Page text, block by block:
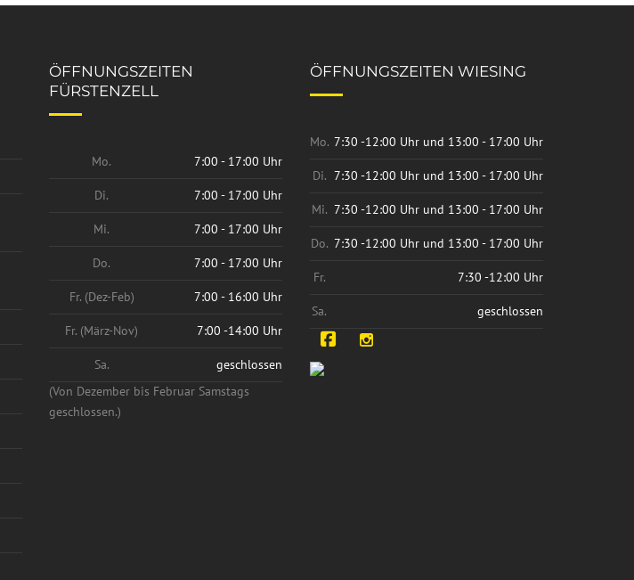
ÖFFNUNGSZEITEN
FÜRSTENZELL
Mo. 7:00 - 17:00 Uhr
Di. 7:00 - 17:00 Uhr
Mi. 7:00 - 17:00 Uhr
Do. 7:00 - 17:00 Uhr
Fr. (Dez-Feb) 7:00 - 16:00 Uhr
Fr. (März-Nov) 7:00 -14:00 Uhr
Sa.
geschlossen
(Von Dezember bis Februar Samstags
geschlossen.)
ÖFFNUNGSZEITEN WIESING
Mo. 7:30 -12:00 Uhr und 13:00 - 17:00 Uhr
Di. 7:30 -12:00 Uhr und 13:00 - 17:00 Uhr
Mi. 7:30 -12:00 Uhr und 13:00 - 17:00 Uhr
Do. 7:30 -12:00 Uhr und 13:00 - 17:00 Uhr
Fr. 7:30 -12:00 Uhr
Sa. geschlossen
Facebook